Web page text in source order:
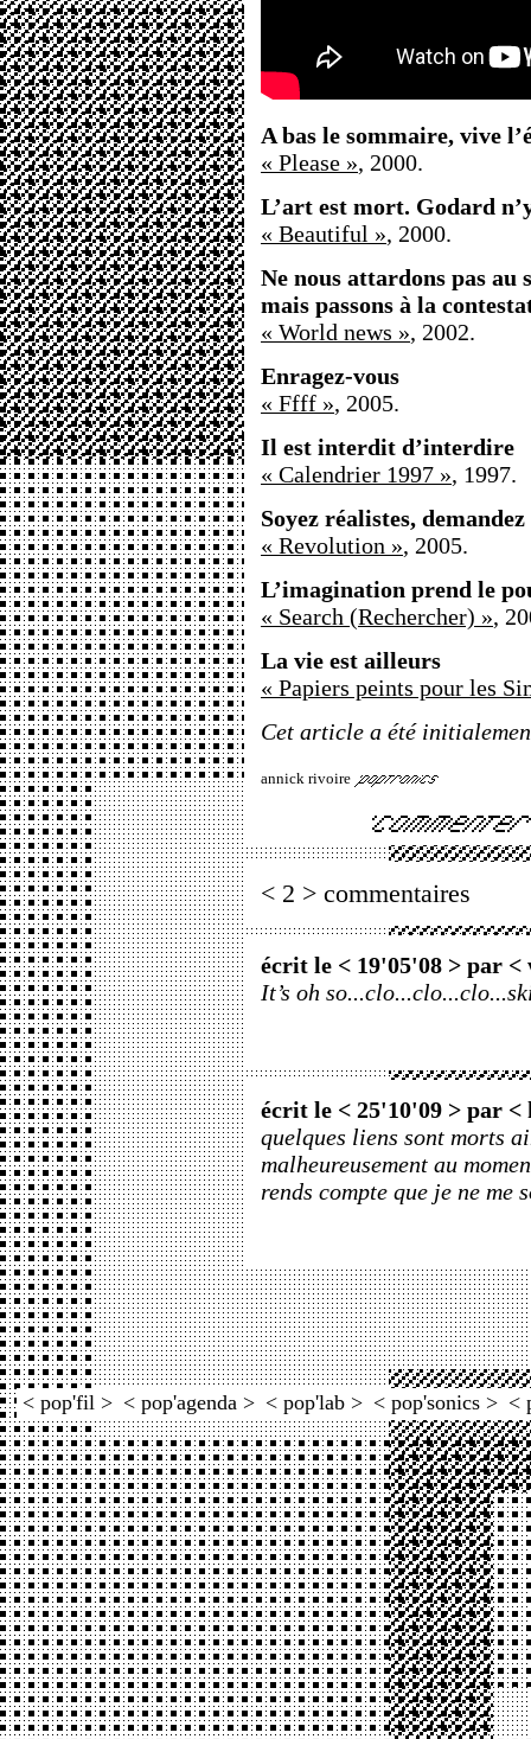
A bas le sommaire, vive
« Please », 2000.
L’art est mort. Godard
« Beautiful », 2000.
Ne nous attardons pas au
mais passons à la
« World news », 2002.
Enragez-vous
« Ffff », 2005.
Il est interdit d’interdire
« Calendrier 1997 », 1997.
Soyez réalistes,
« Revolution », 2005.
L’imagination prend le
« Search (Rechercher) »,
La vie est ailleurs
« Papiers peints pour les
Cet article a été
annick rivoire
< 2 > commentaires
écrit le < 19'05'08 > par <
It’s oh
écrit le < 25'10'09 > par <
quelques liens sont morts
malheureusement au
rends compte que je ne me
< pop'fil > < pop'agenda > < pop'lab > < pop'sonics > <